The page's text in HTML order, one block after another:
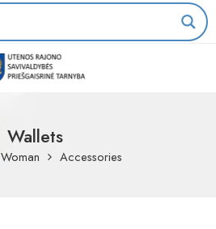
Wallets
Woman Accessories